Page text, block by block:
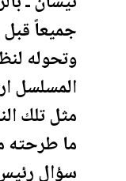
جميعاً قبل
وتحوله
المسلسل
مثل تلك
سؤال